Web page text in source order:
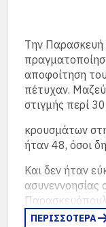
Την Παρασκευή
αποφοίτηση
πέτυχαν.
στιγμής περί 30
κρουσμάτων
ήταν 48, όσοι
Και δεν ήταν
ασυνεννοησίας
κατάφεραν να
ΠΕΡΙΣΣΟΤΕΡΑ